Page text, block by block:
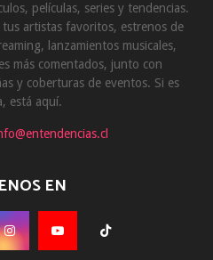
películas, series y tendencias.
artistas favoritos, estrenos de
lanzamientos musicales,
más comentados, junto con
y coberturas de eventos. Si es
está aquí.
EN